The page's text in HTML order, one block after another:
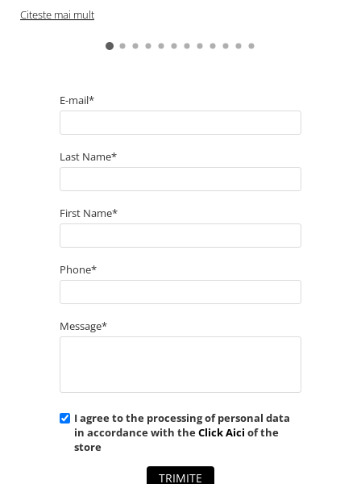
Citeste mai mult
E-mail*
Last Name*
First Name*
Phone*
Message*
I agree to the processing of personal data
in accordance with theClick Aici of the
store
TRIMITE